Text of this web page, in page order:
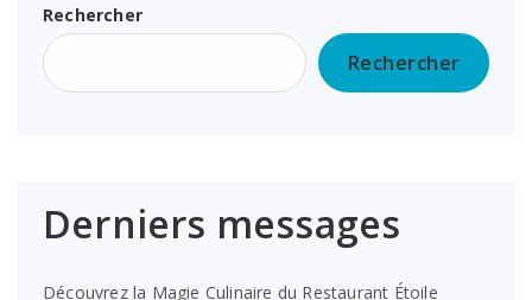
Rechercher
Rechercher
Derniers messages
Découvrez la Magie Culinaire du Restaurant Étoile